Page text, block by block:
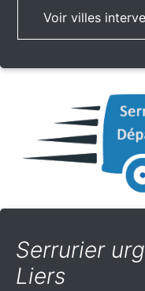
Voir villes
Serrurier
Liers